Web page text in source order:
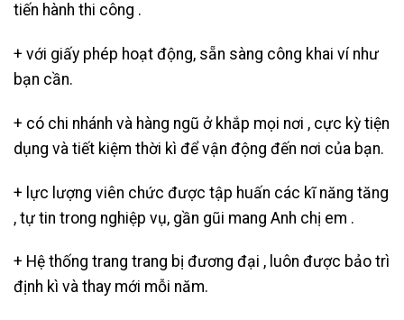
tiến hành thi công .
+ với giấy phép hoạt động, sẵn sàng công khai ví như
bạn cần.
+ có chi nhánh và hàng ngũ ở khắp mọi nơi , cực kỳ tiện
dụng và tiết kiệm thời kì để vận động đến nơi của bạn.
+ lực lượng viên chức được tập huấn các kĩ năng tăng
, tự tin trong nghiệp vụ, gần gũi mang Anh chị em .
+ Hệ thống trang trang bị đương đại , luôn được bảo trì
định kì và thay mới mỗi năm.